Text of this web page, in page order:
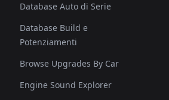
Database Auto di Serie
Database Build e
Potenziamenti
Browse Upgrades By Car
Engine Sound Explorer